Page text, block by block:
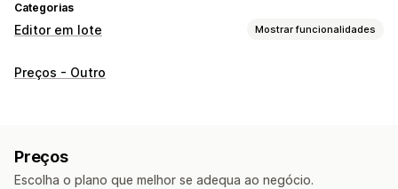
Categorias
Editor em lote Mostrar funcionalidades
Recursos editáveis
Atualizações de SEO
Tarefas programadas
Editar em lote
Preços - Outro
Preços
Escolha o plano que melhor se adequa ao negócio.